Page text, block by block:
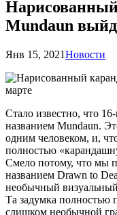
Mundaun
Янв 15, 2021Новости
Стало известно, что
названием Mundaun.
одним человеком, и,
полностью
Смело потому, что мы
названием Drawn to
необычный
Та задумка полностью
слишком необычной